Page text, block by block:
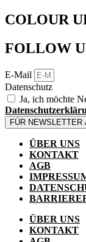
COLOUR
FOLLOW
E-Mail
Datenschutz
Ja, ich möchte
FÜR NEWSLETTER
ÜBER UNS
KONTAKT
AGB
ÜBER UNS
KONTAKT